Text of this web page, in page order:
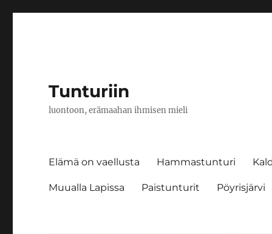
Tunturiin
luontoon, erämaahan ihmisen mieli
Elämä on vaellusta Hammastunturi
Muualla Lapissa Paistunturit Pöyrisjärvi